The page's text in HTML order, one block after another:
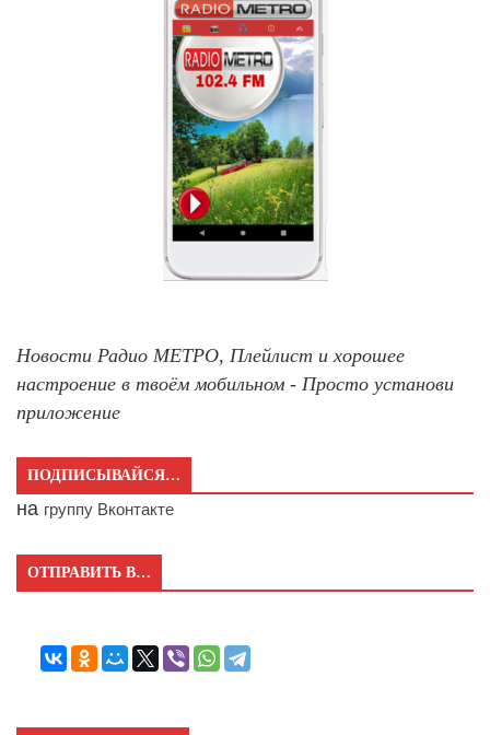
Новости Радио МЕТРО, Плейлист и хорошее
настроение в твоём мобильном - Просто установи
приложение
ПОДПИСЫВАЙСЯ…
на группу Вконтакте
ОТПРАВИТЬ В…